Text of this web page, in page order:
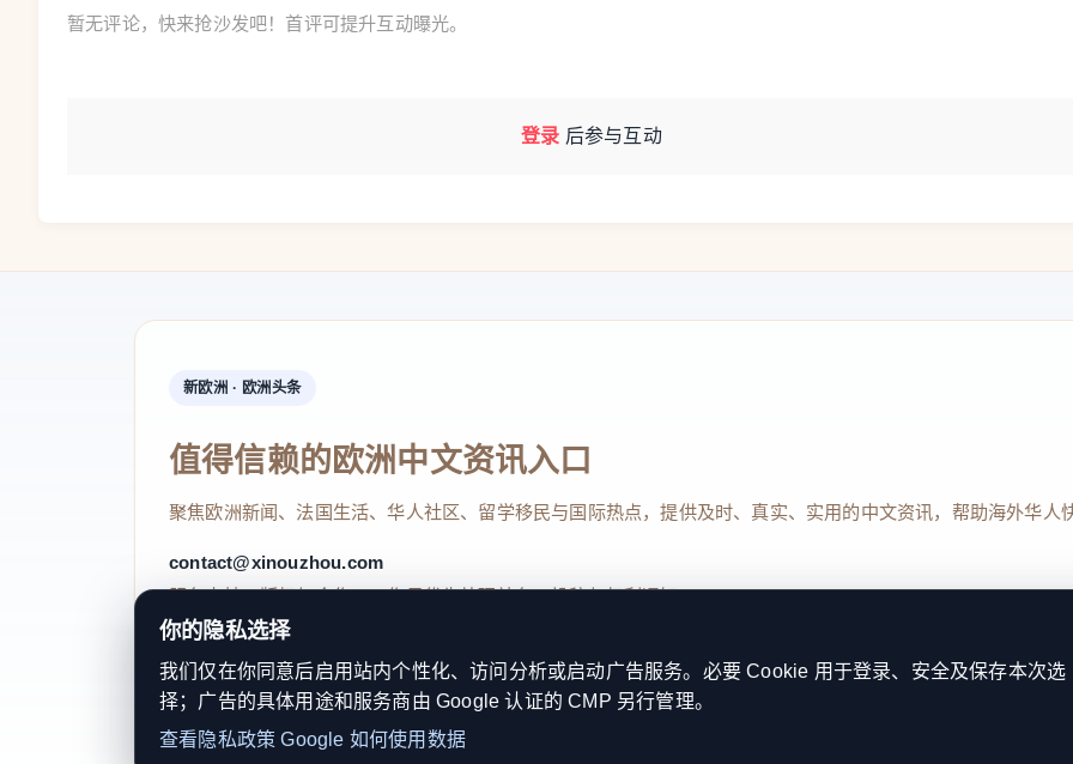
暂无评论，快来抢沙发吧！首评可提升互动曝光。
登录 后参与互动
新欧洲 · 欧洲头条
值得信赖的欧洲中文资讯入口
聚焦欧洲新闻、法国生活、华人社区、留学移民与国际热点，提供及时、真实、实用的中文资讯，帮助海外华人
contact@xinouzhou.com
服务支持、版权与合作：工作日优先处理站务、投稿与权利通知
© 2026 新欧洲·欧洲头条. All Rights Reserved. 本网站持续优化内容透明度、联系方式与用户权利说明，以提升品牌
关于我们法律声明 编辑规范日期归档隐私政策
你的隐私选择
我们仅在你同意后启用站内个性化、访问分析或启动广告服务。必要 Cookie 用于登录、安全及保存本次选
择；广告的具体用途和服务商由 Google 认证的 CMP 另行管理。
查看隐私政策 Google 如何使用数据